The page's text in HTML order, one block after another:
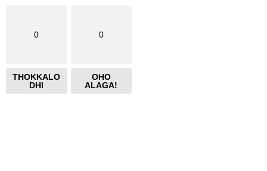
0
THOKKALO
DHI
0
OHO
ALAGA!